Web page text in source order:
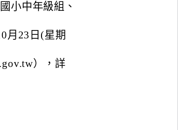
小中年級組、
月23日(星期
），詳